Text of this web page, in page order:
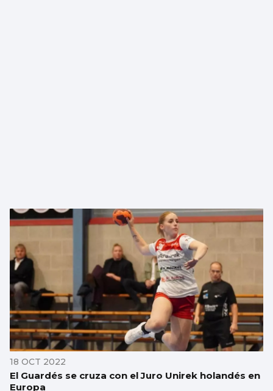
18 OCT 2022
El Guardés se cruza con el Juro Unirek holandés en
Europa